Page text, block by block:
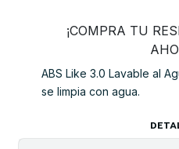
¡COMPRA TU
ABS Like 3.0 Lavable al
se limpia con agua.